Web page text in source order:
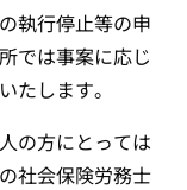
執行停止等の申
では事案に応じ
たします。
の方にとっては
社会保険労務士